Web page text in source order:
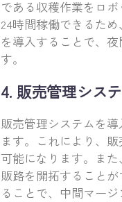
である収穫作業をロ
24時間稼働できるた
を導入することで、
す。
4. 販売管理シス
販売管理システムを
ます。これにより、
可能になります。ま
販路を開拓すること
ることで、中間マー